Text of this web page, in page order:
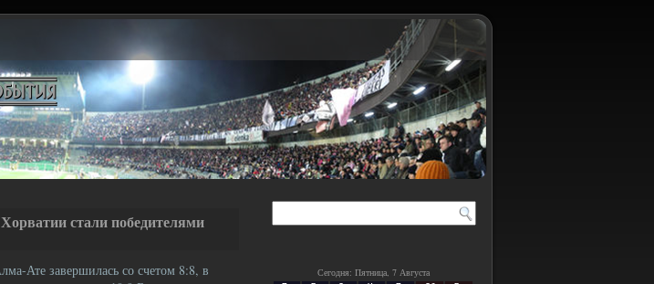
стали победителями
Ате завершилась со счетом 8:8, в
Сегодня: Пятница, 7 Августа